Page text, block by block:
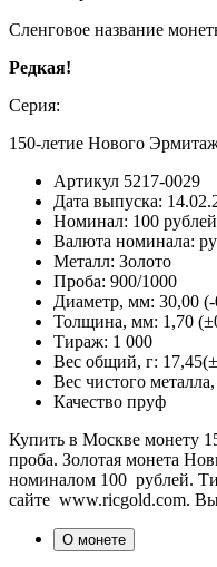
Сленговое название
Редкая!
Серия:
150-летие Нового
Артикул 5217-0029
Дата выпуска:
Номинал: 100 рублей
Валюта номинала:
Металл: Золото
Проба: 900/1000
Диаметр, мм: 30,00
Толщина, мм: 1,70
Тираж: 1 000
Вес общий, г:
Вес чистого металла,
Качество пруф
Купить в Москве монету
проба. Золотая монета
номиналом 100 рублей.
сайте www.ricgold.com.
О монете